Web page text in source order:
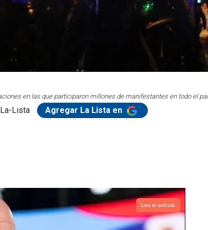
en las que participaron millones de manifestantes en todo el
Lista Agregar La Lista en
Lea el artículo